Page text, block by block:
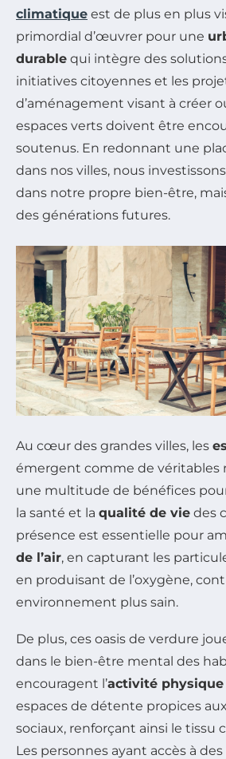
climatique est de plus en plus
primordial d’œuvrer pour une
durable qui intègre des
initiatives citoyennes et les
d’aménagement visant à créer
espaces verts doivent être
soutenus. En redonnant une
dans nos villes, nous
dans notre propre bien-être,
des générations futures.
Au cœur des grandes villes, les
émergent comme de véritables
une multitude de bénéfices
la santé et la qualité de vie des
présence est essentielle pour
de l’air, en capturant les
en produisant de l’oxygène,
environnement plus sain.
De plus, ces oasis de verdure
dans le bien-être mental des
encouragent l’activité physique
espaces de détente propices
sociaux, renforçant ainsi le tissu
Les personnes ayant accès à